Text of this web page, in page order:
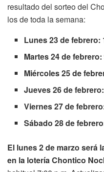
resultado del sorteo del
los de toda la semana:
Lunes 23 de febrero:
Martes 24 de febrero:
Miércoles 25 de
Jueves 26 de
Viernes 27 de
Sábado 28 de
El lunes 2 de marzo será
en la lotería Chontico